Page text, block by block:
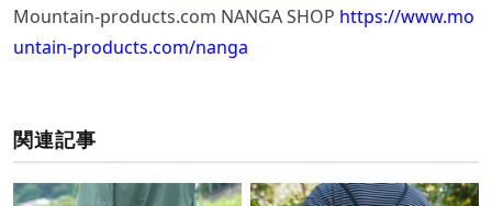
Mountain-products.com NANGA SHOP https://www.mo
untain-products.com/nanga
関連記事